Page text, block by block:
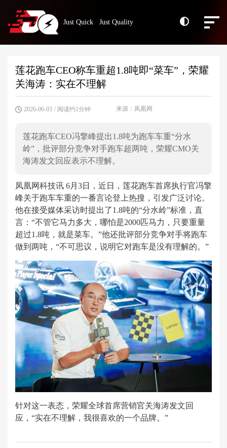
Just Quick Just Quality
莲花跑车CEO称车重超1.8吨即“菜车”，荣耀
关海涛：实在不理解
2026-06-03 / 阅读约1分钟 来源：凤凰网
莲花跑车CEO冯擎峰提出1.8吨为跑车车重“分水
岭”，批评部分竞争对手跑车超两吨，荣耀CMO关
海涛发文回应表示不理解。
凤凰网科技讯 6月3日，近日，莲花跑车首席执行官冯擎
峰关于跑车车重的一番言论登上热搜，引发广泛讨论。
他在接受媒体采访时提出了1.8吨的“分水岭”标准，直
言：“不管它马力多大，哪怕是2000匹马力，只要重量
超过1.8吨，就是菜车。”他还批评部分竞争对手将跑车
做到两吨，“不可思议，说明它对跑车是没有理解的。”
针对这一表态，荣耀全球首席营销官关海涛发文回
应，“实在不理解，我很喜欢的一个品牌。”